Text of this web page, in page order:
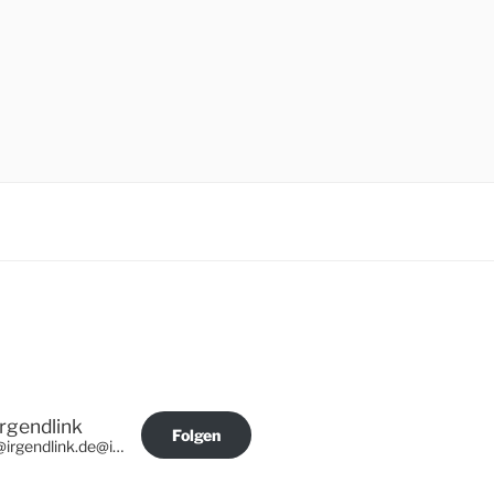
@irgendlink.de@irgendlink.de
Folgen